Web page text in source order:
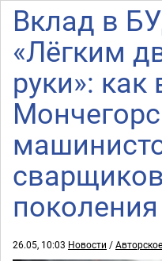
Вклад в
«Лёгким
руки»: как
поколения
26.05, 10:03 Новости /Авторское